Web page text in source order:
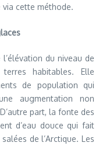
via cette méthode.
du niveau de
habitables. Elle
de population qui
augmentation non
part, la fonte des
d’eau douce qui fait
de l’Arctique. Les